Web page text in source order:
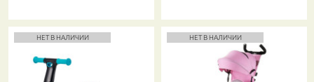
НЕТ В НАЛИЧИИ НЕТ В НАЛИЧИИ